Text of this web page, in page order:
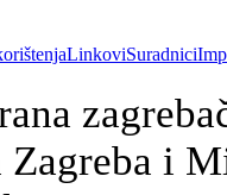
LinkoviSuradnici
Zagreba i